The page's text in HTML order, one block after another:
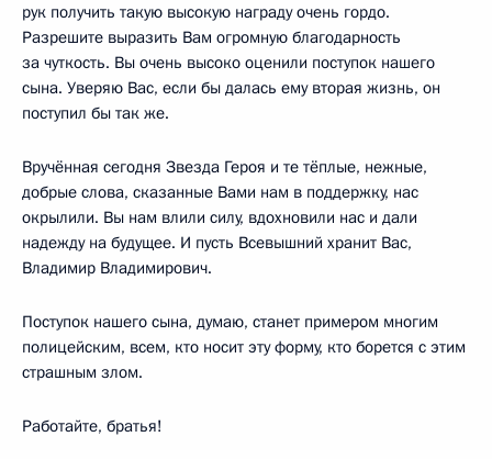
рук получить такую высокую награду очень гордо.
Разрешите выразить Вам огромную благодарность
за чуткость. Вы очень высоко оценили поступок нашего
сына. Уверяю Вас, если бы далась ему вторая жизнь, он
поступил бы так же.
Вручённая сегодня Звезда Героя и те тёплые, нежные,
добрые слова, сказанные Вами нам в поддержку, нас
окрылили. Вы нам влили силу, вдохновили нас и дали
надежду на будущее. И пусть Всевышний хранит Вас,
Владимир Владимирович.
Поступок нашего сына, думаю, станет примером многим
полицейским, всем, кто носит эту форму, кто борется с этим
страшным злом.
Работайте, братья!